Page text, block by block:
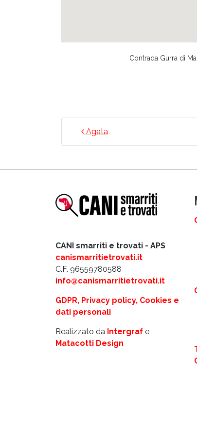
Contrada Gurra di
NAVIGAZIONE
Agata
CANI smarriti e trovati - APS
canismarritietrovati.it
C.F. 96559780588
info@canismarritietrovati.it
GDPR, Privacy policy, Cookies e
dati personali
Realizzato da Intergraf e
Matacotti Design